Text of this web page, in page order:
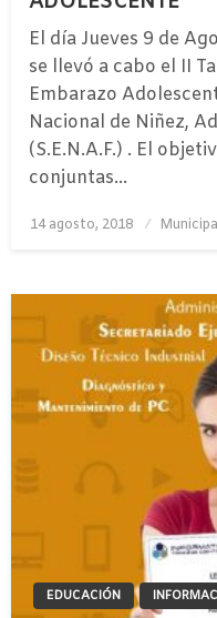
El día Jueves 9 de
se llevó a cabo el II
Embarazo
Nacional de Niñez,
(S.E.N.A.F.) . El
conjuntas…
Publicado
14 agosto, 2018
EDUCACIÓN